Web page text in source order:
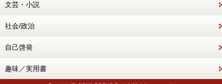
文芸・小説
社会/政治
自己啓発
趣味／実用書